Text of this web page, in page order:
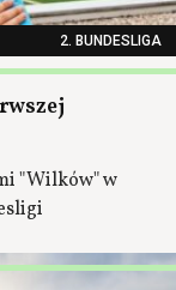
2. BUNDESLIGA
"Wilków" w